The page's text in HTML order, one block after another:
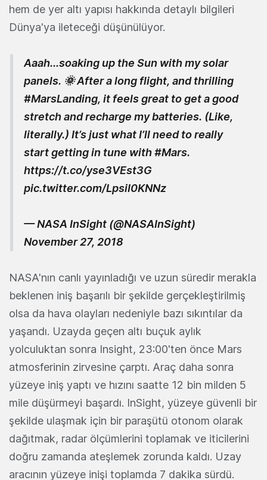
hem de yer altı yapısı hakkında detaylı bilgileri
Dünya'ya ileteceği düşünülüyor.
Aaah...soaking up the Sun with my solar
panels. 🌞 After a long flight, and thrilling
#MarsLanding, it feels great to get a good
stretch and recharge my batteries. (Like,
literally.) It’s just what I’ll need to really
start getting in tune with#Mars.
https://t.co/yse3VEst3G
pic.twitter.com/LpsiI0KNNz
— NASA InSight (@NASAInSight)
November 27, 2018
NASA'nın canlı yayınladığı ve uzun süredir merakla
beklenen iniş başarılı bir şekilde gerçekleştirilmiş
olsa da hava olayları nedeniyle bazı sıkıntılar da
yaşandı. Uzayda geçen altı buçuk aylık
yolculuktan sonra Insight, 23:00'ten önce Mars
atmosferinin zirvesine çarptı. Araç daha sonra
yüzeye iniş yaptı ve hızını saatte 12 bin milden 5
mile düşürmeyi başardı. InSight, yüzeye güvenli bir
şekilde ulaşmak için bir paraşütü otonom olarak
dağıtmak, radar ölçümlerini toplamak ve iticilerini
doğru zamanda ateşlemek zorunda kaldı. Uzay
aracının yüzeye inişi toplamda 7 dakika sürdü.